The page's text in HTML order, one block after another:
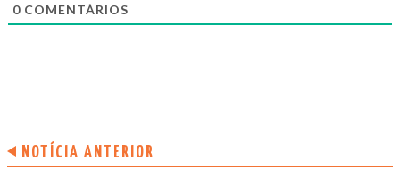
0 COMENTÁRIOS
NOTÍCIA ANTERIOR